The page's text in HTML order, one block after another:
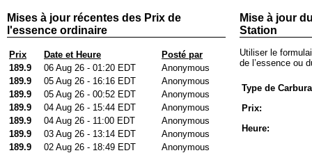
Mises à jour récentes des Prix de
l'essence ordinaire
Prix Date et Heure
Posté par
189.9
06 Aug 26 - 01:20 EDT
Anonymous
189.9
05 Aug 26 - 16:16 EDT
Anonymous
189.9
05 Aug 26 - 00:52 EDT
Anonymous
189.9
04 Aug 26 - 15:44 EDT
Anonymous
189.9
04 Aug 26 - 11:00 EDT
Anonymous
189.9
03 Aug 26 - 13:14 EDT
Anonymous
189.9
02 Aug 26 - 18:49 EDT
Anonymous
Mise à jour
Station
Utiliser le
de l’essence ou
Type de
Prix:
Heure: